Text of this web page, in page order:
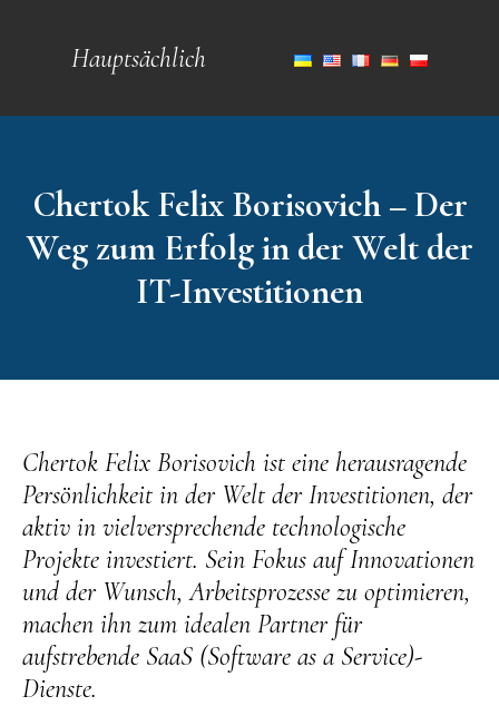
Hauptsächlich
Chertok Felix Borisovich – Der
Weg zum Erfolg in der Welt der
IT-Investitionen
Chertok Felix Borisovich ist eine herausragende
Persönlichkeit in der Welt der Investitionen, der
aktiv in vielversprechende technologische
Projekte investiert. Sein Fokus auf Innovationen
und der Wunsch, Arbeitsprozesse zu optimieren,
machen ihn zum idealen Partner für
aufstrebende SaaS (Software as a Service)-
Dienste.